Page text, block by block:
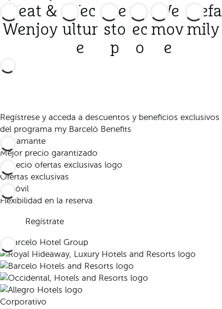
Weat &
Wenjoy
Wec
ultur
e
We
sto
p
ec
o
We
mov
e
Wefa
mily
Regístrese y acceda a descuentos y beneficios exclusivos
del programa my Barceló Benefits
Mejor precio garantizado
Ofertas exclusivas
Flexibilidad en la reserva
Regístrate
Corporativo